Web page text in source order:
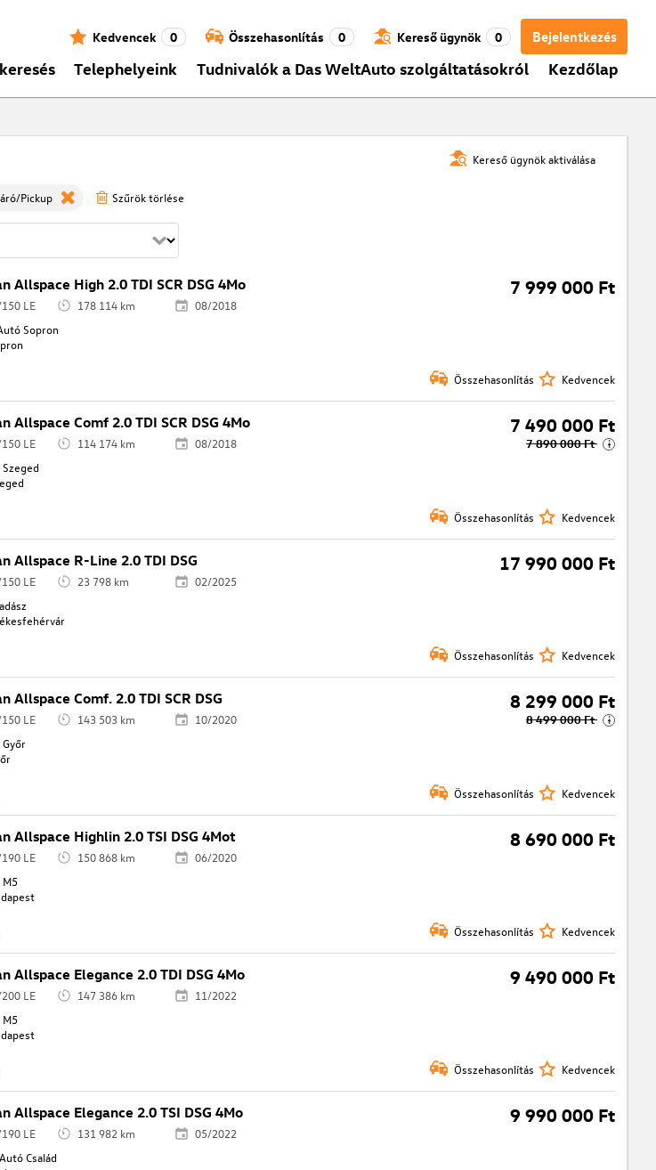
Bejelentkezés
Kedvencek 0 Összehasonlítás 0 Kereső ügynök 0
Telephelyeink Tudnivalók a Das WeltAuto szolgáltatásokról Kezdőlap
Kereső ügynök aktiválása
Pickup Szűrök törlése
Allspace High 2.0 TDI SCR DSG 4Mo 7 999 000 Ft
LE 178 114 km
08/2018
Sopron
Összehasonlítás Kedvencek
Allspace Comf 2.0 TDI SCR DSG 4Mo 7 490 000 Ft
7 890 000 Ft i
LE 114 174 km
08/2018
Összehasonlítás Kedvencek
Allspace R-Line 2.0 TDI DSG 17 990 000 Ft
LE 23 798 km
02/2025
Összehasonlítás Kedvencek
Allspace Comf. 2.0 TDI SCR DSG 8 299 000 Ft
8 499 000 Ft i
LE 143 503 km
10/2020
Összehasonlítás Kedvencek
Allspace Highlin 2.0 TSI DSG 4Mot 8 690 000 Ft
LE 150 868 km
06/2020
Összehasonlítás Kedvencek
Allspace Elegance 2.0 TDI DSG 4Mo 9 490 000 Ft
LE 147 386 km
11/2022
Összehasonlítás Kedvencek
Allspace Elegance 2.0 TSI DSG 4Mo 9 990 000 Ft
LE 131 982 km
05/2022
Család